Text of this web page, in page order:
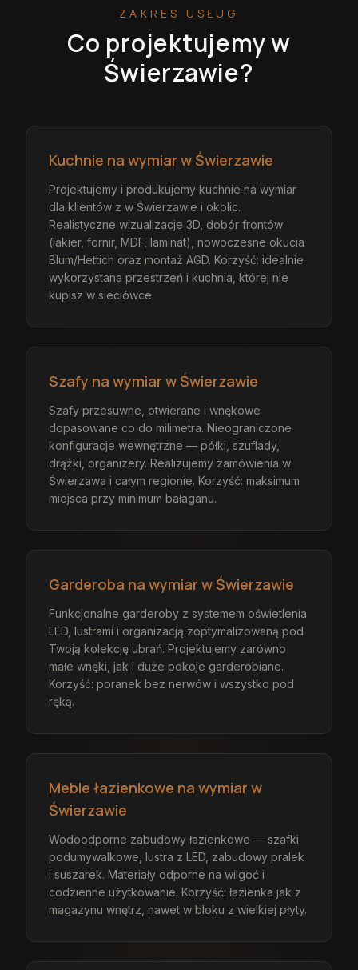
ZAKRES USŁUG
Co projektujemyw
Świerzawie?
Kuchnie na wymiar w Świerzawie
Projektujemy i produkujemy kuchnie na wymiar
dla klientów z w Świerzawie i okolic.
Realistyczne wizualizacje 3D, dobór frontów
(lakier, fornir, MDF, laminat), nowoczesne okucia
Blum/Hettich oraz montaż AGD. Korzyść: idealnie
wykorzystana przestrzeń i kuchnia, której nie
kupisz w sieciówce.
Szafy na wymiar w Świerzawie
Szafy przesuwne, otwierane i wnękowe
dopasowane co do milimetra. Nieograniczone
konfiguracje wewnętrzne — półki, szuflady,
drążki, organizery. Realizujemy zamówienia w
Świerzawa i całym regionie. Korzyść: maksimum
miejsca przy minimum bałaganu.
Garderoba na wymiar w Świerzawie
Funkcjonalne garderoby z systemem oświetlenia
LED, lustrami i organizacją zoptymalizowaną pod
Twoją kolekcję ubrań. Projektujemy zarówno
małe wnęki, jak i duże pokoje garderobiane.
Korzyść: poranek bez nerwów i wszystko pod
ręką.
Meble łazienkowe na wymiar w
Świerzawie
Wodoodporne zabudowy łazienkowe — szafki
podumywalkowe, lustra z LED, zabudowy pralek
i suszarek. Materiały odporne na wilgoć i
codzienne użytkowanie. Korzyść: łazienka jak z
magazynu wnętrz, nawet w bloku z wielkiej płyty.